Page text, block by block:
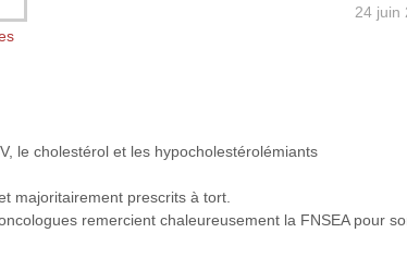
aussi
24 juin
le cholestérol et les hypocholestérolémiants
majoritairement prescrits à tort.
remercient chaleureusement la FNSEA pour